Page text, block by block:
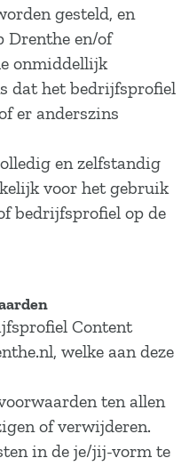
gesteld, en
Drenthe en/of
onmiddellijk
dat het bedrijfsprofiel
er anderszins
en zelfstandig
voor het gebruik
bedrijfsprofiel op de
Content
welke aan deze
ten allen
of verwijderen.
in de je/jij-vorm te